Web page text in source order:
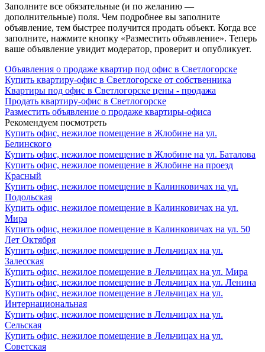
Заполните все обязательные (и по желанию —
дополнительные) поля. Чем подробнее вы заполните
объявление, тем быстрее получится продать объект. Когда все
заполните, нажмите кнопку «Разместить объявление». Теперь
ваше объявление увидит модератор, проверит и опубликует.
Объявления о продаже квартир под офис в Светлогорске
Купить квартиру-офис в Светлогорске от собственника
Квартиры под офис в Светлогорске цены - продажа
Продать квартиру-офис в Светлогорске
Разместить объявление о продаже квартиры-офиса
Рекомендуем посмотреть
Купить офис, нежилое помещение в Жлобине на ул.
Белинского
Купить офис, нежилое помещение в Жлобине на ул. Баталова
Купить офис, нежилое помещение в Жлобине на проезд
Красный
Купить офис, нежилое помещение в Калинковичах на ул.
Подольская
Купить офис, нежилое помещение в Калинковичах на ул.
Мира
Купить офис, нежилое помещение в Калинковичах на ул. 50
Лет Октября
Купить офис, нежилое помещение в Лельчицах на ул.
Залесская
Купить офис, нежилое помещение в Лельчицах на ул. Мира
Купить офис, нежилое помещение в Лельчицах на ул. Ленина
Купить офис, нежилое помещение в Лельчицах на ул.
Интернациональная
Купить офис, нежилое помещение в Лельчицах на ул.
Сельская
Купить офис, нежилое помещение в Лельчицах на ул.
Советская